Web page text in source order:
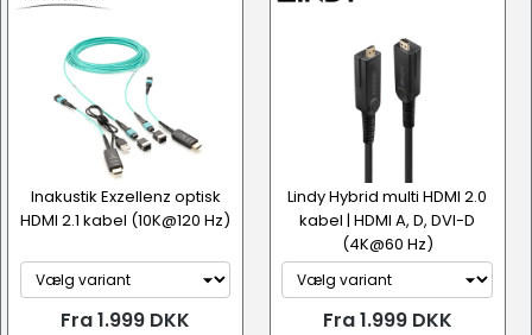
Inakustik Exzellenz optisk
HDMI 2.1 kabel (10K@120 Hz)
Fra 1.999 DKK
Lindy Hybrid multi HDMI 2.0
kabel | HDMI A, D, DVI-D
(4K@60 Hz)
Fra 1.999 DKK